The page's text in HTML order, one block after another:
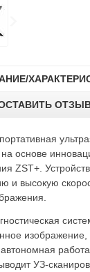
на основе
ZST+.
и высокую
изображение,
УЗ-